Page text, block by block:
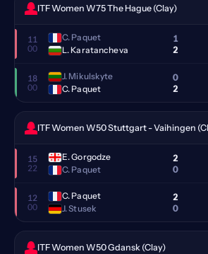
ITF Women W75 The Hague (Clay)
11
00
C. Paquet
L. Karatancheva
1
2
18
00
J. Mikulskyte
C. Paquet
0
2
ITF Women W50 Stuttgart - Vaihingen
15
22
E. Gorgodze
C. Paquet
2
0
12
00
C. Paquet
J. Stusek
2
0
ITF Women W50 Gdansk (Clay)